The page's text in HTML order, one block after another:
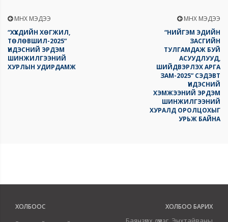
ӨМНӨХ МЭДЭЭ
“ХҮҮХДИЙН ХӨГЖИЛ,
ТӨЛӨВШИЛ-2025”
ҮНДЭСНИЙ ЭРДЭМ
ШИНЖИЛГЭЭНИЙ
ХУРЛЫН УДИРДАМЖ
ӨМНӨХ МЭДЭЭ
“НИЙГЭМ ЭДИЙН
ЗАСГИЙН
ТУЛГАМДАЖ БУЙ
АСУУДЛУУД,
ШИЙДВЭРЛЭХ АРГА
ЗАМ-2025” СЭДЭВТ
ҮНДЭСНИЙ
ХЭМЖЭЭНИЙ ЭРДЭМ
ШИНЖИЛГЭЭНИЙ
ХУРАЛД ОРОЛЦОХЫГ
УРЬЖ БАЙНА
ХОЛБООС ХОЛБОО БАРИХ